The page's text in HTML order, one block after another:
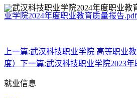
业学院2024年度职业教育质量报告.pdf
上一篇:武汉科技职业学院 高等职业
度） 下一篇:武汉科技职业学院2023
就业信息